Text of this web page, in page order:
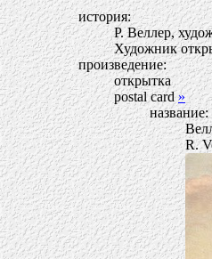
история:
Р. Веллер,
Художник
произведение:
открытка
postal card»
название:
R.